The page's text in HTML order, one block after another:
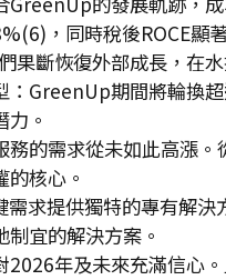
，同時稅後ROCE顯
果斷恢復外部成長，在
：GreenUp期間將輪換
。
務的需求從未如此高漲
核心。
求提供獨特的專有解
制宜的解決方案。
2026年及未來充滿信心。